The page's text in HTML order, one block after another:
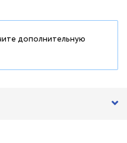
дополнительную